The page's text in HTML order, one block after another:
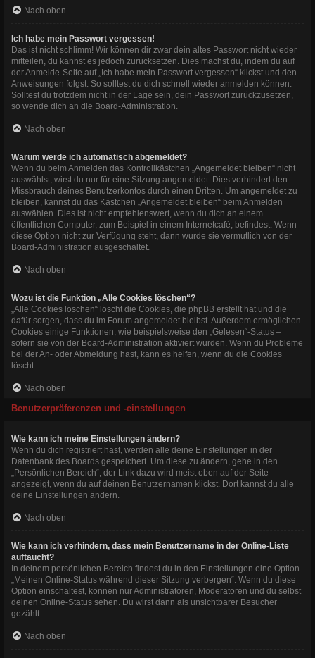
Nach oben
Ich habe mein Passwort vergessen!
Das ist nicht schlimm! Wir können dir zwar dein altes Passwort nicht wieder
mitteilen, du kannst es jedoch zurücksetzen. Dies machst du, indem du auf
der Anmelde-Seite auf „Ich habe mein Passwort vergessen“ klickst und den
Anweisungen folgst. So solltest du dich schnell wieder anmelden können.
Solltest du trotzdem nicht in der Lage sein, dein Passwort zurückzusetzen,
so wende dich an die Board-Administration.
Nach oben
Warum werde ich automatisch abgemeldet?
Wenn du beim Anmelden das Kontrollkästchen „Angemeldet bleiben“ nicht
auswählst, wirst du nur für eine Sitzung angemeldet. Dies verhindert den
Missbrauch deines Benutzerkontos durch einen Dritten. Um angemeldet zu
bleiben, kannst du das Kästchen „Angemeldet bleiben“ beim Anmelden
auswählen. Dies ist nicht empfehlenswert, wenn du dich an einem
öffentlichen Computer, zum Beispiel in einem Internetcafé, befindest. Wenn
diese Option nicht zur Verfügung steht, dann wurde sie vermutlich von der
Board-Administration ausgeschaltet.
Nach oben
Wozu ist die Funktion „Alle Cookies löschen“?
„Alle Cookies löschen“ löscht die Cookies, die phpBB erstellt hat und die
dafür sorgen, dass du im Forum angemeldet bleibst. Außerdem ermöglichen
Cookies einige Funktionen, wie beispielsweise den „Gelesen“-Status –
sofern sie von der Board-Administration aktiviert wurden. Wenn du Probleme
bei der An- oder Abmeldung hast, kann es helfen, wenn du die Cookies
löscht.
Nach oben
Benutzerpräferenzen und -einstellungen
Wie kann ich meine Einstellungen ändern?
Wenn du dich registriert hast, werden alle deine Einstellungen in der
Datenbank des Boards gespeichert. Um diese zu ändern, gehe in den
„Persönlichen Bereich“; der Link dazu wird meist oben auf der Seite
angezeigt, wenn du auf deinen Benutzernamen klickst. Dort kannst du alle
deine Einstellungen ändern.
Nach oben
Wie kann ich verhindern, dass mein Benutzername in der Online-Liste
auftaucht?
In deinem persönlichen Bereich findest du in den Einstellungen eine Option
„Meinen Online-Status während dieser Sitzung verbergen“. Wenn du diese
Option einschaltest, können nur Administratoren, Moderatoren und du selbst
deinen Online-Status sehen. Du wirst dann als unsichtbarer Besucher
gezählt.
Nach oben